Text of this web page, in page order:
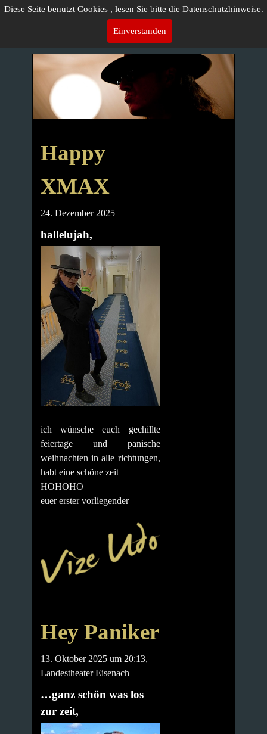
Diese Seite benutzt Cookies , lesen Sie bitte die Datenschutzhinweise.
Einverstanden
Happy
XMAX
24. Dezember 2025
hallelujah,
ich wünsche euch gechillte
feiertage und panische
weihnachten in alle richtungen,
habt eine schöne zeit
HOHOHO
euer erster vorliegender
Hey Paniker
13. Oktober 2025 um 20:13,
Landestheater Eisenach
…ganz schön was los
zur zeit,